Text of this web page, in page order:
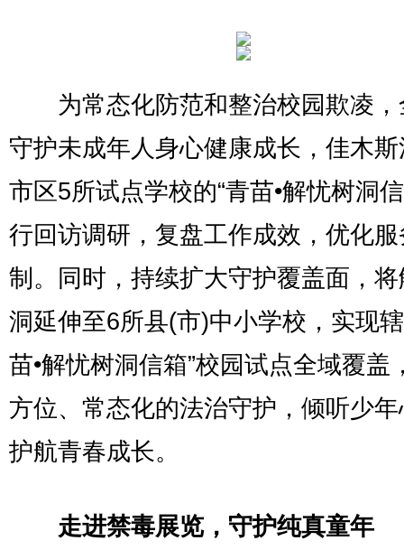
为常态化防范和整治校园欺凌，
守护未成年人身心健康成长，佳木
市区5所试点学校的“青苗•解忧树洞
行回访调研，复盘工作成效，优化
制。同时，持续扩大守护覆盖面，
洞延伸至6所县(市)中小学校，实现
苗•解忧树洞信箱”校园试点全域覆盖
方位、常态化的法治守护，倾听少
护航青春成长。
走进禁毒展览，守护纯真童年